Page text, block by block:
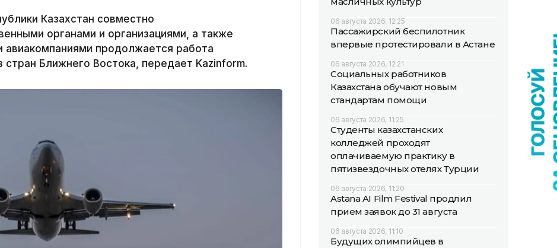
Казахстан совместно
органами и организациями, а также
продолжается работа
стран Ближнего Востока, передает Kazinform.
06 августа 2026, 12:25
Пассажирский беспилотник
впервые протестировали в Астане
06 августа 2026, 12:21
Социальных работников
Казахстана обучают новым
стандартам помощи
06 августа 2026, 11:25
Студенты казахстанских
колледжей проходят
оплачиваемую практику в
пятизвездочных отелях Турции
06 августа 2026, 11:20
Astana AI Film Festival продлил
прием заявок до 31 августа
06 августа 2026, 11:10
Будущих олимпийцев в